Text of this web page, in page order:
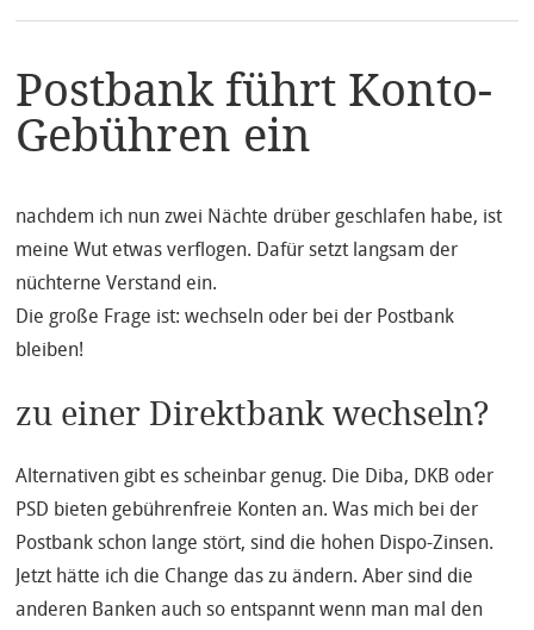
Postbank führt Konto-
Gebühren ein
nachdem ich nun zwei Nächte drüber geschlafen habe, ist
meine Wut etwas verflogen. Dafür setzt langsam der
nüchterne Verstand ein.
Die große Frage ist: wechseln oder bei der Postbank
bleiben!
zu einer Direktbank wechseln?
Alternativen gibt es scheinbar genug. Die Diba, DKB oder
PSD bieten gebührenfreie Konten an. Was mich bei der
Postbank schon lange stört, sind die hohen Dispo-Zinsen.
Jetzt hätte ich die Change das zu ändern. Aber sind die
anderen Banken auch so entspannt wenn man mal den